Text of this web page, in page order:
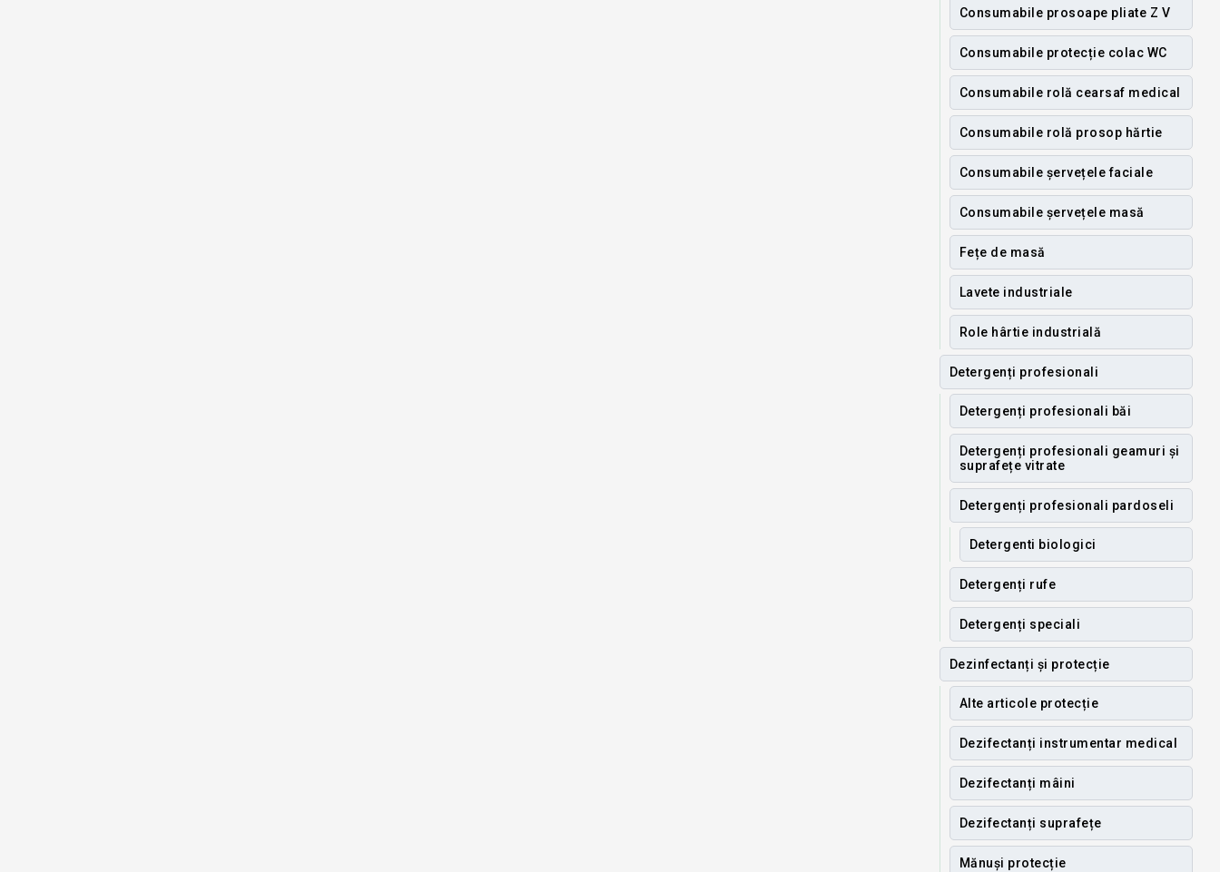
Consumabile prosoape pliate Z V
Consumabile protecție colac WC
Consumabile rolă cearsaf medical
Consumabile rolă prosop hărtie
Consumabile șervețele faciale
Consumabile șervețele masă
Fețe de masă
Lavete industriale
Role hârtie industrială
Detergenți profesionali
Detergenți profesionali băi
Detergenți profesionali geamuri și
suprafețe vitrate
Detergenți profesionali pardoseli
Detergenti biologici
Detergenți rufe
Detergenți speciali
Dezinfectanți și protecție
Alte articole protecție
Dezifectanți instrumentar medical
Dezifectanți mâini
Dezifectanți suprafețe
Mănuși protecție